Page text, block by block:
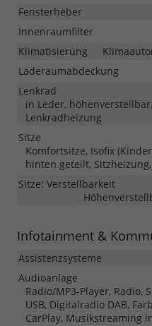
Fensterheber
Innenraumfilter
Klimatisierung
Laderaumabdeckung
Lenkrad
in Leder,
Lenkradheizung
Sitze
Komfortsitze, Isofix
hinten geteilt,
Sitze: Verstellbarkeit
Infotainment &
Assistenzsysteme
Audioanlage
Radio/MP3-Player, Radio,
USB, Digitalradio DAB,
CarPlay, Musikstreaming